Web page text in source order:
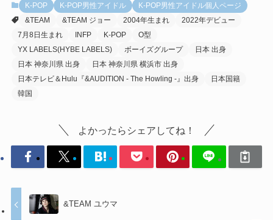
K-POP K-POP男性アイドル
K-POP男性アイドル個人ページ
&TEAM
&TEAM ジョー 2004年生まれ
2022年デビュー
7月8日生まれ
INFP K-POP
O型
YX LABELS(HYBE LABELS)
ボーイズグループ
日本 出身
日本 神奈川県 出身
日本 神奈川県 横浜市 出身
日本テレビ＆Hulu『&AUDITION - The Howling -』出身
日本国籍
韓国
よかったらシェアしてね！
&TEAM ユウマ